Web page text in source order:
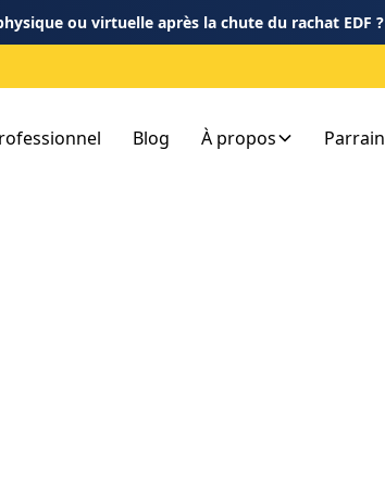
ou virtuelle après la chute du rachat EDF ?
Blog À propos